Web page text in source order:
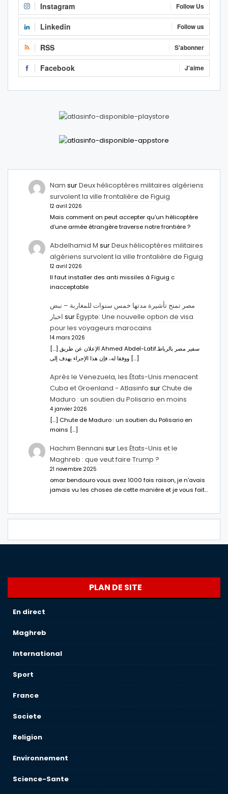
Instagram Follow Us
Linkedin Follow us
RSS S'abonner
Facebook J'aime
Nam surDeux hélicoptères militaires algériens
survolent la ville frontalière de Figuig
12 avril 2026
Mais comment on peut accepter qu’un hélicoptère
d’une armée étrangère traverse notre frontière ?
Abdelhamid M surDeux hélicoptères militaires
algériens survolent la ville frontalière de Figuig
12 avril 2026
Il faut installer des anti missiles à Figuig c
inacceptable
مصر تمنح تأشيرة مدتها خمس سنوات للمغاربة – نبض
اخبار surÉgypte: Une nouvelle option de visa
pour les voyageurs marocains
14 mars 2026
[…] الإعلان عن طريق Ahmed Abdel-Latifسفير مصر بالرباط.
ووفقا له، فإن هذا الإجراء يهدف إلى […]
Après le Venezuela, les États-Unis menacent
Cuba et Groenland - Atlasinfo surChute de
Maduro : un soutien du Polisario en moins
4 janvier 2026
[…] Chute de Maduro : un soutien du Polisario en
moins […]
Hachim Bennani surLes États-Unis et le
Maghreb : que veut faire Trump ?
21 novembre 2025
omar bendouro vous avez 1000 fois raison, je n'avais
jamais vu les choses de cette manière et je vous fait…
PLAN DE SITE
En direct
Maghreb
International
Sport
France
Societe
Religion
Environnement
Science-Sante